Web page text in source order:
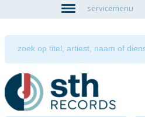
servicemenu